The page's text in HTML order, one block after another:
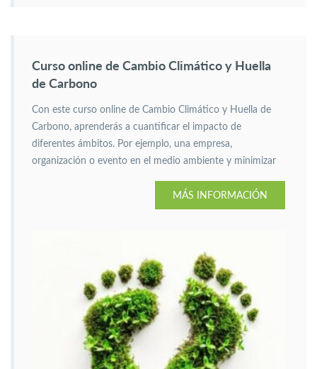
Curso online de Cambio Climático y Huella
de Carbono
Con este curso online de Cambio Climático y Huella de
Carbono, aprenderás a cuantificar el impacto de
diferentes ámbitos. Por ejemplo, una empresa,
organización o evento en el medio ambiente y minimizar
MÁS INFORMACIÓN